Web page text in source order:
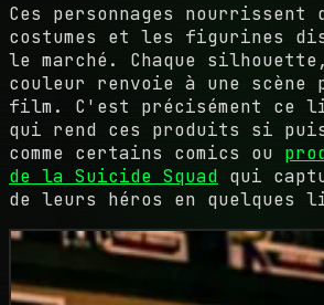
Ces personnages nourrissent
costumes et les figurines
le marché. Chaque
couleur renvoie à une scène
film. C'est précisément ce
qui rend ces produits si
comme certains comics ou
de la Suicide Squad qui
de leurs héros en quelques